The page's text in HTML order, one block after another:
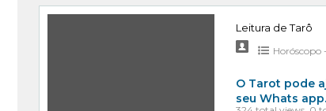
Leitura de Tarô
Horóscopo
O Tarot pode
seu Whats